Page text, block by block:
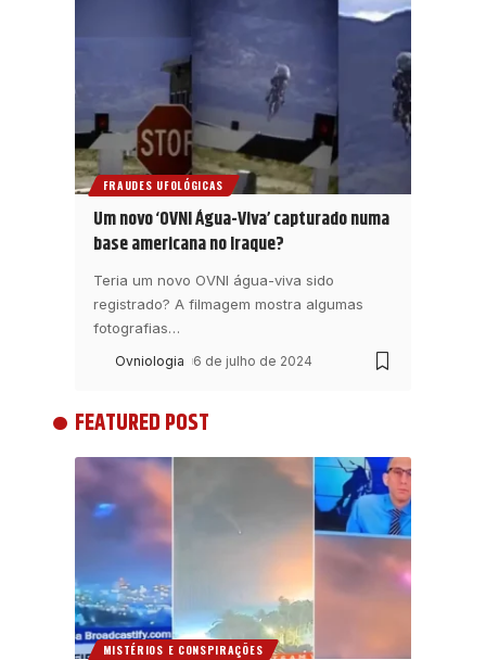
FRAUDES UFOLÓGICAS
Um novo ‘OVNI Água-Viva’ capturado numa
base americana no Iraque?
Teria um novo OVNI água-viva sido
registrado? A filmagem mostra algumas
fotografias…
Ovniologia 6 de julho de 2024
FEATURED POST
MISTÉRIOS E CONSPIRAÇÕES